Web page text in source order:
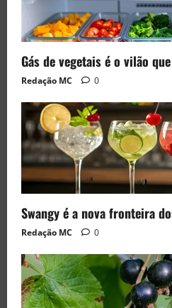
Gás de vegetais é o vilão
Redação MC 0
Swangy é a nova fronteira
Redação MC 0